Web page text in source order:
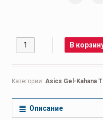
Количество В
Категории: Asics Gel-Kahana
Описание